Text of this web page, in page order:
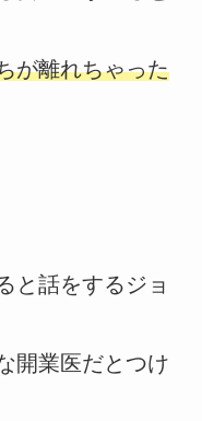
が離れちゃった
と話をするジョ
開業医だとつけ